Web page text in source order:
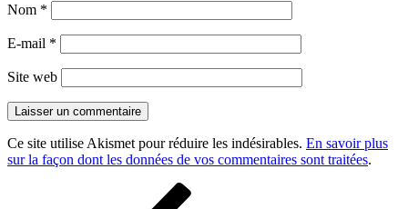
Nom *
E-mail *
Site web
Ce site utilise Akismet pour réduire les indésirables. En savoir plus
sur la façon dont les données de vos commentaires sont traitées.